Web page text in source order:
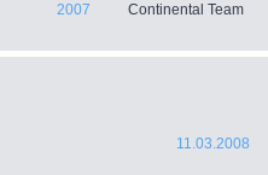
2007 Continental Team
11.03.2008